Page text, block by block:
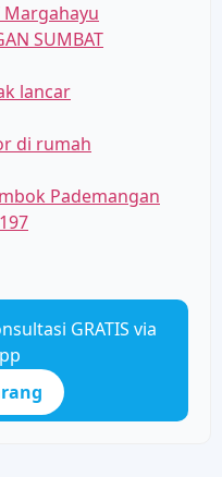
Margahayu
SUMBAT
lancar
di rumah
Pademangan
GRATIS via